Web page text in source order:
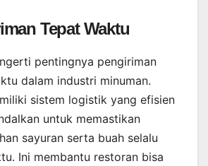
Tepat Waktu
pentingnya pengiriman
dalam industri minuman.
sistem logistik yang efisien
untuk memastikan
sayuran serta buah selalu
Ini membantu restoran bisa